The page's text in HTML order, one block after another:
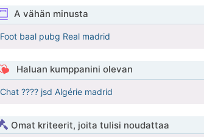
A vähän minusta
Foot baal pubg Real madrid
Haluan kumppanini olevan
Chat ???? jsd Algérie madrid
Omat kriteerit, joita tulisi noudattaa